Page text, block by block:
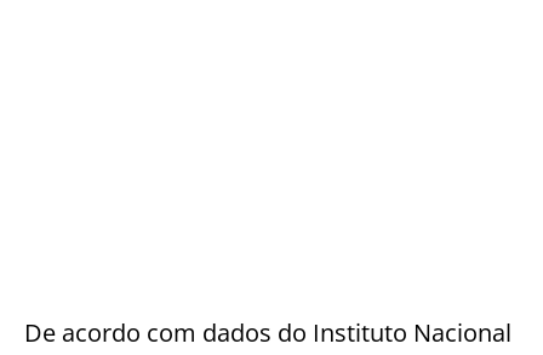
De acordo com dados do Instituto Nacional